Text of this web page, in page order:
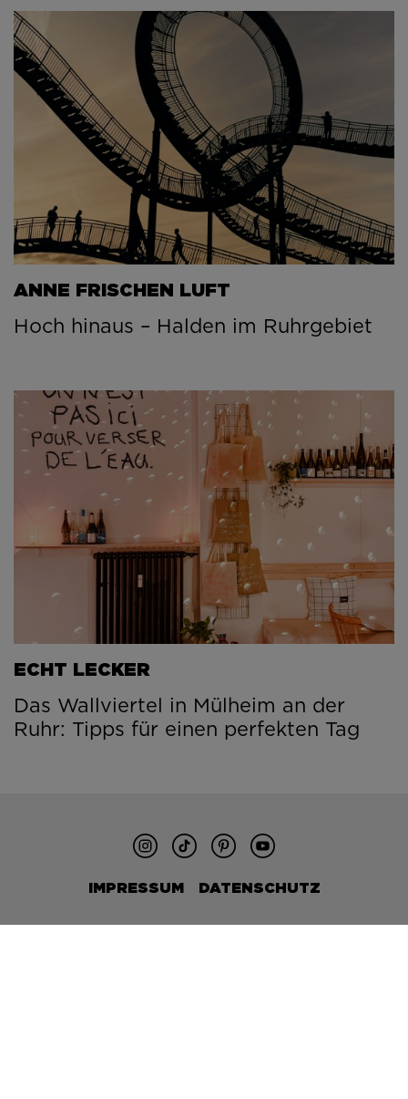
ANNE FRISCHEN LUFT
Hoch hinaus – Halden im Ruhrgebiet
ECHT LECKER
Das Wallviertel in Mülheim an der
Ruhr: Tipps für einen perfekten Tag
IMPRESSUM DATENSCHUTZ